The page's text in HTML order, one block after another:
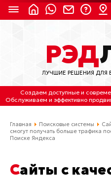
8 (800)
Мск)
Бесплатно
(4212)
(4212)
Пн-пт. с
РЭД
ЛУЧШИЕ РЕШЕНИЯ ДЛЯ
Создаем доступные и
Обслуживаем и эффективно
Главная Поисковые системы
смогут получать больше трафика
Поиске Яндекса
Сайты с качественным